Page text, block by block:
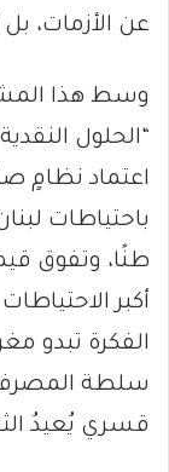
عن الأزمات،
وسط هذا
“الحلول
اعتماد نظامٍ
أكبر
الفكرة تبدو
سلطة المصرف
قسري يُعيدُ